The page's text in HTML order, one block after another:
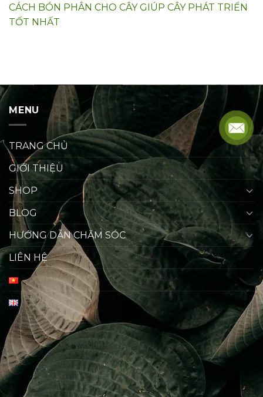
CÁCH BÓN PHÂN CHO CÂY GIÚP CÂY PHÁT TRIỂN
TỐT NHẤT
MENU
TRANG CHỦ
GIỚI THIỆU
SHOP
BLOG
HƯỚNG DẪN CHĂM SÓC
LIÊN HỆ